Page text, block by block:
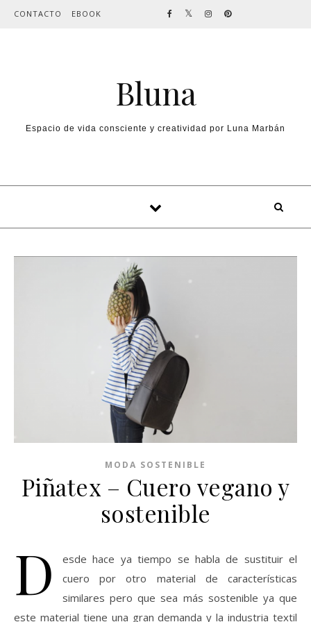
Skip to content
CONTACTO EBOOK
Bluna
Espacio de vida consciente y creatividad por Luna Marbán
MODA SOSTENIBLE
Piñatex – Cuero vegano y
sostenible
D
esde hace ya tiempo se habla de sustituir el
cuero por otro material de características
similares pero que sea más sostenible ya que
este material tiene una gran demanda y la industria textil